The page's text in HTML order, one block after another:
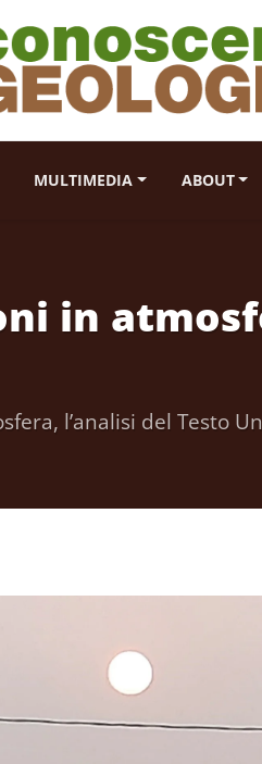
MULTIMEDIA ABOUT
in
l’analisi del Testo